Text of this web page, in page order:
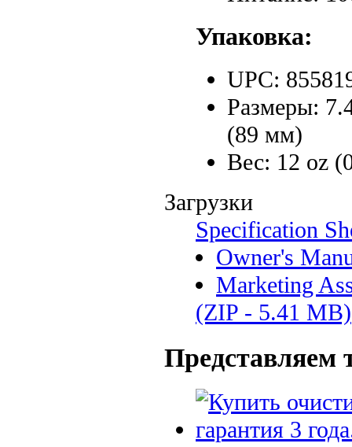
Упаковка:
UPC:
Размеры:
(89 мм)
Вес: 12 oz
Загрузки
Specification
Owner's
Marketing
(ZIP - 5.41 MB)